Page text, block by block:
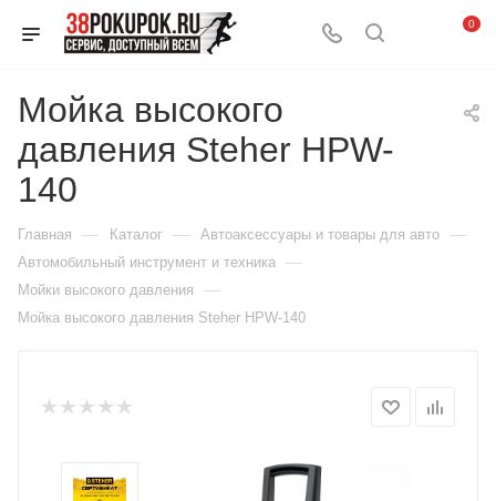
0
Мойка высокого
давления Steher HPW-
140
Главная — Каталог — Автоаксессуары и товары для авто —
Автомобильный инструмент и техника —
Мойки высокого давления —
Мойка высокого давления Steher HPW-140